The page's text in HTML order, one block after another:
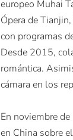
europeo Muhai
Ópera de
con programas
Desde 2015,
romántica.
cámara en los
En noviembre
en China sobre